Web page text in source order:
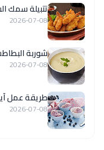
تتبيلة سمك
2026-07-08
شوربة
2026-07-08
طريقة عمل
2026-07-08